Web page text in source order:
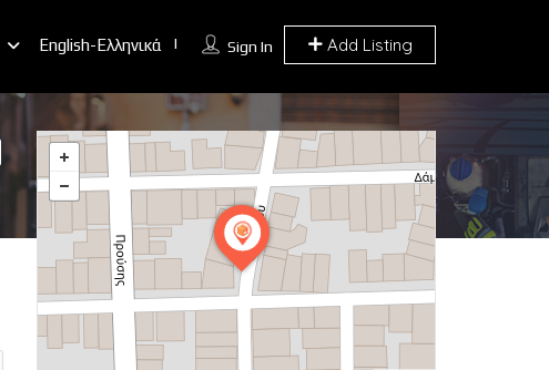
Sign In Add Listing
English-Ελληνικά